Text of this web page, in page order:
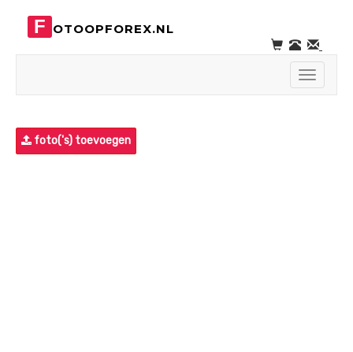
F OTOOPFOREX.NL
Toggle
foto('s) toevoegen